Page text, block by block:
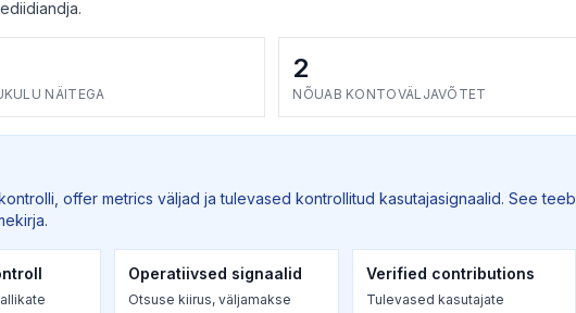
tagatisel
Laenu refinantseerimine
Ühenda laenud ja säästa
NÄITEGA
2
NÕUAB KONTOVÄLJAVÕTET
offer metrics väljad ja tulevased kontrollitud kasutajasignaalid. See teeb
Operatiivsed signaalid
Otsuse kiirus, väljamakse
Verified contributions
Tulevased kasutajate